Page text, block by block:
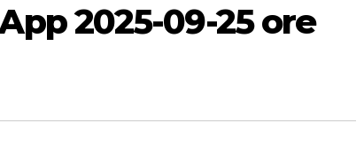
2025-09-25 ore